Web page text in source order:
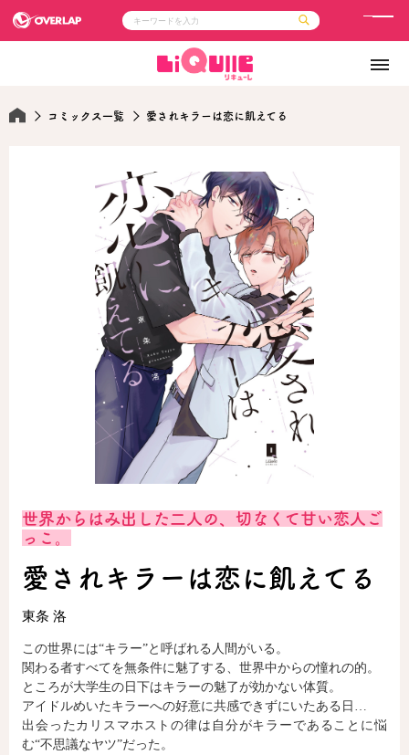
ラブパルフェ
ライトノベル
ノベルスf
ロサージュノベルス
会社概要
オーバーラップホールディングス
お問い合わせはこちら
オーバーラップ文庫
オーバーラップノベルス
オーバーラップノベルスf
ロサージュノベルス
コミックガルド
リキューレ
メ
コミックス一覧 愛されキラーは恋に飢えてる
世界からはみ出した二人の、切なくて甘い恋人ご
っこ。
愛されキラーは恋に飢えてる
東条 洛
この世界には“キラー”と呼ばれる人間がいる。
関わる者すべてを無条件に魅了する、世界中からの憧れの的。
ところが大学生の日下はキラーの魅了が効かない体質。
アイドルめいたキラーへの好意に共感できずにいたある日…
出会ったカリスマホストの律は自分がキラーであることに悩
む“不思議なヤツ”だった。